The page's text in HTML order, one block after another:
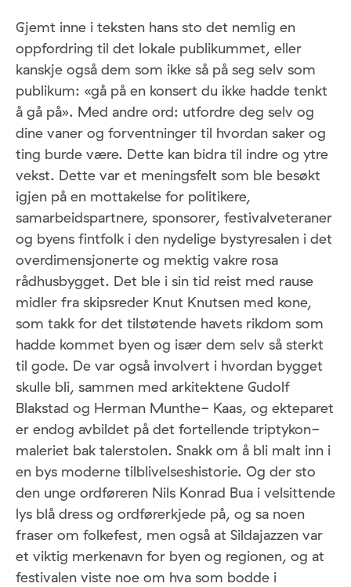
Gjemt inne i teksten hans sto det nemlig en
oppfordring til det lokale publikummet, eller
kanskje også dem som ikke så på seg selv som
publikum: «gå på en konsert du ikke hadde tenkt
å gå på». Med andre ord: utfordre deg selv og
dine vaner og forventninger til hvordan saker og
ting burde være. Dette kan bidra til indre og ytre
vekst. Dette var et meningsfelt som ble besøkt
igjen på en mottakelse for politikere,
samarbeidspartnere, sponsorer, festivalveteraner
og byens fintfolk i den nydelige bystyresalen i det
overdimensjonerte og mektig vakre rosa
rådhusbygget. Det ble i sin tid reist med rause
midler fra skipsreder Knut Knutsen med kone,
som takk for det tilstøtende havets rikdom som
hadde kommet byen og især dem selv så sterkt
til gode. De var også involvert i hvordan bygget
skulle bli, sammen med arkitektene Gudolf
Blakstad og Herman Munthe- Kaas, og ekteparet
er endog avbildet på det fortellende triptykon-
maleriet bak talerstolen. Snakk om å bli malt inn i
en bys moderne tilblivelseshistorie. Og der sto
den unge ordføreren Nils Konrad Bua i velsittende
lys blå dress og ordførerkjede på, og sa noen
fraser om folkefest, men også at Sildajazzen var
et viktig merkenavn for byen og regionen, og at
festivalen viste noe om hva som bodde i